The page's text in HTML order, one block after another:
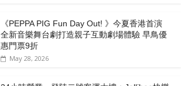
《PEPPA PIG Fun Day Out! 》今夏香港首演
全新音樂舞台劇打造親子互動劇場體驗 早鳥優
惠門票9折
May 28, 2026